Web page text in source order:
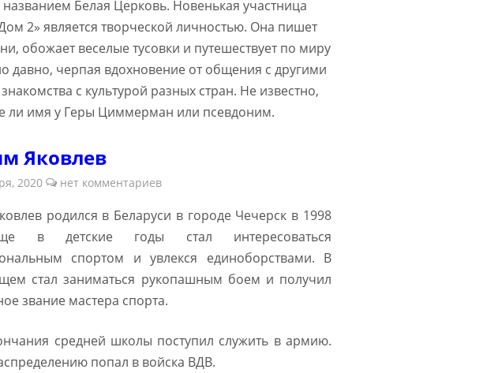
Белая Церковь. Новенькая участница
2» является творческой личностью. Она пишет
обожает веселые тусовки и путешествует по миру
давно, черпая вдохновение от общения с другими
с культурой разных стран. Не известно,
ли имя у Геры Циммерман или псевдоним.
Яковлев
2020 нет комментариев
родился в Беларуси в городе Чечерск в 1998
в детские годы стал интересоваться
спортом и увлекся единоборствами. В
стал заниматься рукопашным боем и получил
звание мастера спорта.
средней школы поступил служить в армию.
попал в войска ВДВ.